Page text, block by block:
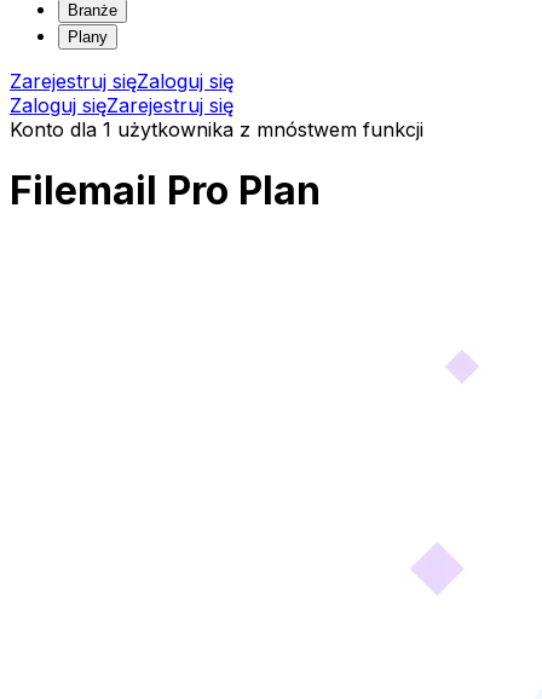
Branże
Plany
Zarejestruj sięZaloguj się
Zaloguj sięZarejestruj się
Konto dla 1 użytkownika z mnóstwem funkcji
Filemail Pro Plan